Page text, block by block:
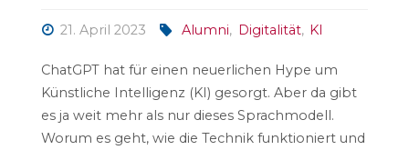
21. April 2023 Alumni, Digitalität, KI
ChatGPT hat für einen neuerlichen Hype um
Künstliche Intelligenz (KI) gesorgt. Aber da gibt
es ja weit mehr als nur dieses Sprachmodell.
Worum es geht, wie die Technik funktioniert und